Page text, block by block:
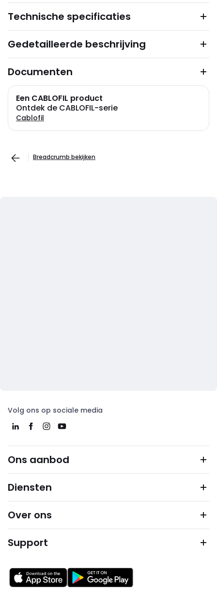
Technische specificaties
Gedetailleerde beschrijving
Documenten
Een CABLOFIL product
Ontdek de CABLOFIL-serie
Cablofil
Breadcrumb bekijken
Volg ons op sociale media
Ons aanbod
Diensten
Over ons
Support